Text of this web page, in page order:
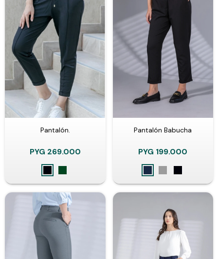
Pantalón.
PYG 269.000
Pantalón Babucha
PYG 199.000